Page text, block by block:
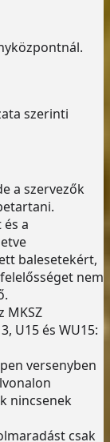
szerinti
a szervezők
a
balesetekért,
nem
MKSZ
U15 és WU15:
versenyben
nincsenek
csak